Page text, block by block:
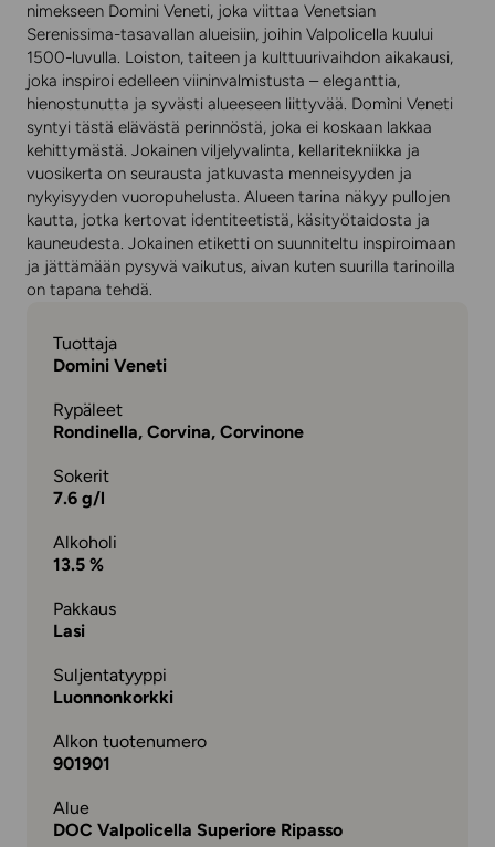
nimekseen Domini Veneti, joka viittaa Venetsian
Serenissima-tasavallan alueisiin, joihin Valpolicella kuului
1500-luvulla. Loiston, taiteen ja kulttuurivaihdon aikakausi,
joka inspiroi edelleen viininvalmistusta – eleganttia,
hienostunutta ja syvästi alueeseen liittyvää. Domìni Veneti
syntyi tästä elävästä perinnöstä, joka ei koskaan lakkaa
kehittymästä. Jokainen viljelyvalinta, kellaritekniikka ja
vuosikerta on seurausta jatkuvasta menneisyyden ja
nykyisyyden vuoropuhelusta. Alueen tarina näkyy pullojen
kautta, jotka kertovat identiteetistä, käsityötaidosta ja
kauneudesta. Jokainen etiketti on suunniteltu inspiroimaan
ja jättämään pysyvä vaikutus, aivan kuten suurilla tarinoilla
on tapana tehdä.
Tuottaja
Domini Veneti
Rypäleet
Rondinella, Corvina, Corvinone
Sokerit
7.6 g/l
Alkoholi
13.5 %
Pakkaus
Lasi
Suljentatyyppi
Luonnonkorkki
Alkon tuotenumero
901901
Alue
DOC Valpolicella Superiore Ripasso